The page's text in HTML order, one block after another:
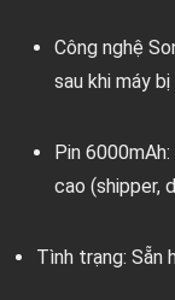
Công nghệ
sau khi máy
Pin 6000mAh:
cao (shipper,
Tình trạng: Sẵn